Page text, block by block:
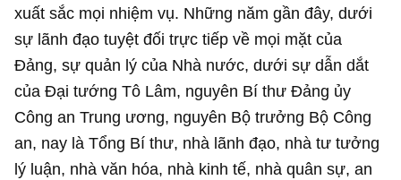
xuất sắc mọi nhiệm vụ. Những năm gần đây, dưới
sự lãnh đạo tuyệt đối trực tiếp về mọi mặt của
Đảng, sự quản lý của Nhà nước, dưới sự dẫn dắt
của Đại tướng Tô Lâm, nguyên Bí thư Đảng ủy
Công an Trung ương, nguyên Bộ trưởng Bộ Công
an, nay là Tổng Bí thư, nhà lãnh đạo, nhà tư tưởng
lý luận, nhà văn hóa, nhà kinh tế, nhà quân sự, an